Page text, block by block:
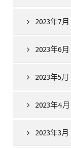
2023年7月
2023年6月
2023年5月
2023年4月
2023年3月